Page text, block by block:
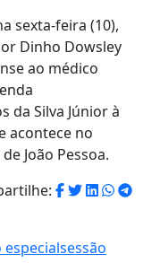
sexta-feira (10),
Dinho Dowsley
ao médico
da Silva Júnior à
acontece no
João Pessoa.
especialsessão